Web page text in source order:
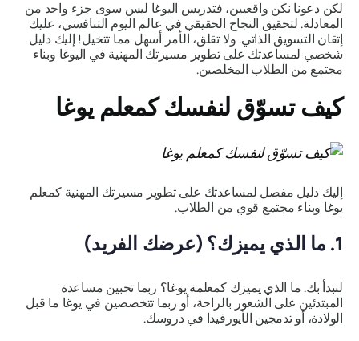
لكن دعونا نكن واقعيين، فتدريس اليوغا ليس سوى جزء واحد من
المعادلة. لتحقيق النجاح الحقيقي في عالم اليوم التنافسي، عليك
إتقان التسويق الذاتي. ولا تقلق، الأمر أسهل مما تتخيل! إليك دليل
شخصي لمساعدتك على تطوير مسيرتك المهنية في اليوغا وبناء
مجتمع من الطلاب المخلصين.
كيف تسوّق لنفسك كمعلم يوغا
إليك دليل مفصل لمساعدتك على تطوير مسيرتك المهنية كمعلم
يوغا وبناء مجتمع قوي من الطلاب.
لنبدأ بك. ما الذي يميزك كمعلمة يوغا؟ ربما تحبين مساعدة
المبتدئين على الشعور بالراحة، أو ربما تتخصصين في يوغا ما قبل
الولادة، أو تدمجين الأيورفيدا في دروسك.